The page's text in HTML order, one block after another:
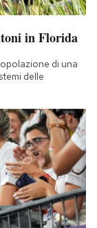
in Florida
di una
delle